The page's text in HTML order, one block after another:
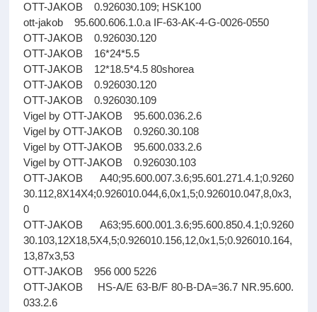
OTT-JAKOB 0.926030.109; HSK100
ott-jakob 95.600.606.1.0.a IF-63-AK-4-G-0026-0550
OTT-JAKOB 0.926030.120
OTT-JAKOB 16*24*5.5
OTT-JAKOB 12*18.5*4.5 80shorea
OTT-JAKOB 0.926030.120
OTT-JAKOB 0.926030.109
Vigel by OTT-JAKOB 95.600.036.2.6
Vigel by OTT-JAKOB 0.9260.30.108
Vigel by OTT-JAKOB 95.600.033.2.6
Vigel by OTT-JAKOB 0.926030.103
OTT-JAKOB A40;95.600.007.3.6;95.601.271.4.1;0.9260
30.112,8X14X4;0.926010.044,6,0x1,5;0.926010.047,8,0x3,
0
OTT-JAKOB A63;95.600.001.3.6;95.600.850.4.1;0.9260
30.103,12X18,5X4,5;0.926010.156,12,0x1,5;0.926010.164,
13,87x3,53
OTT-JAKOB 956 000 5226
OTT-JAKOB HS-A/E 63-B/F 80-B-DA=36.7 NR.95.600.
033.2.6